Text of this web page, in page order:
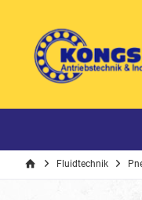
Fluidtechnik